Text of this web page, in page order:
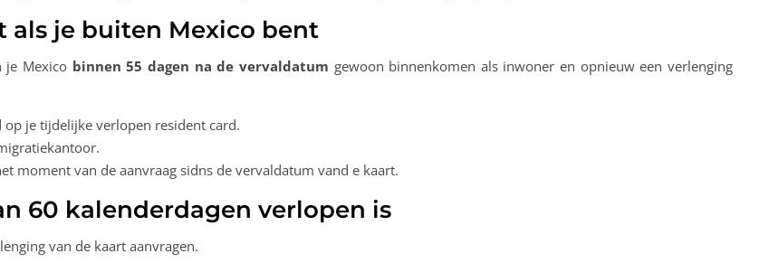
je buiten Mexico bent
je Mexico binnen 55 dagen na de vervaldatum gewoon binnenkomen als inwoner en opnieuw een verlenging
je tijdelijke verlopen resident card.
moment van de aanvraag sidns de vervaldatum vand e kaart.
60 kalenderdagen verlopen is
van de kaart aanvragen.